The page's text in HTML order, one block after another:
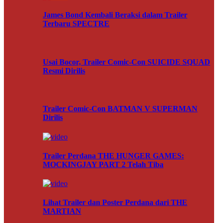
James Bond Kembali Beraksi dalam Trailer
Terbaru SPECTRE
Usai Bocor, Trailer Comic-Con SUICIDE SQUAD
Resmi Dirilis
Trailer Comic-Con BATMAN V SUPERMAN
Dirilis
Trailer Perdana THE HUNGER GAMES:
MOCKINGJAY PART 2 Telah Tiba
Lihat Trailer dan Poster Perdana dari THE
MARTIAN